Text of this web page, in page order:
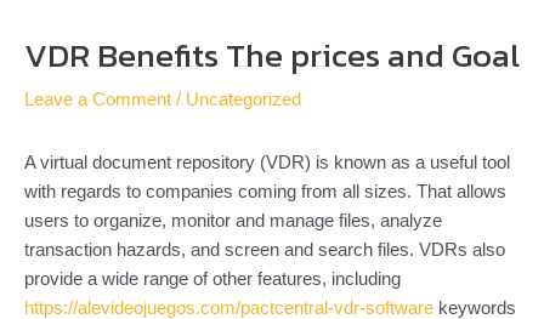
VDR Benefits The prices and Goal
Leave a Comment / Uncategorized
A virtual document repository (VDR) is known as a useful tool
with regards to companies coming from all sizes. That allows
users to organize, monitor and manage files, analyze
transaction hazards, and screen and search files. VDRs also
provide a wide range of other features, including
https://alevideojuegos.com/pactcentral-vdr-software keywords
navigation